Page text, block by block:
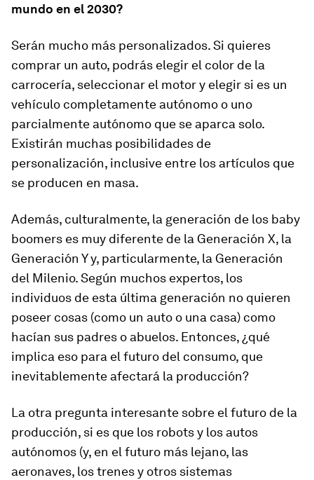
mundo en el 2030?
Serán mucho más personalizados. Si quieres
comprar un auto, podrás elegir el color de la
carrocería, seleccionar el motor y elegir si es un
vehículo completamente autónomo o uno
parcialmente autónomo que se aparca solo.
Existirán muchas posibilidades de
personalización, inclusive entre los artículos que
se producen en masa.
Además, culturalmente, la generación de los baby
boomers es muy diferente de la Generación X, la
Generación Y y, particularmente, la Generación
del Milenio. Según muchos expertos, los
individuos de esta última generación no quieren
poseer cosas (como un auto o una casa) como
hacían sus padres o abuelos. Entonces, ¿qué
implica eso para el futuro del consumo, que
inevitablemente afectará la producción?
La otra pregunta interesante sobre el futuro de la
producción, si es que los robots y los autos
autónomos (y, en el futuro más lejano, las
aeronaves, los trenes y otros sistemas